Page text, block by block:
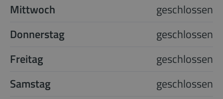
Mittwoch
geschlossen
Donnerstag
geschlossen
Freitag
geschlossen
Samstag
geschlossen